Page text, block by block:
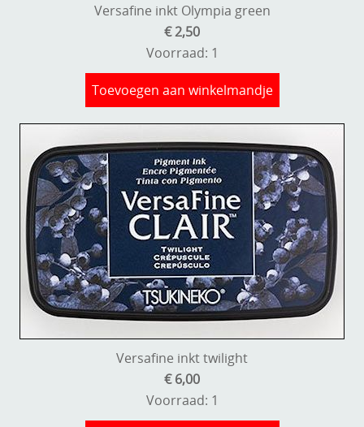
Versafine inkt Olympia green
€ 2,50
Voorraad: 1
Toevoegen aan winkelmandje
Versafine inkt twilight
€ 6,00
Voorraad: 1